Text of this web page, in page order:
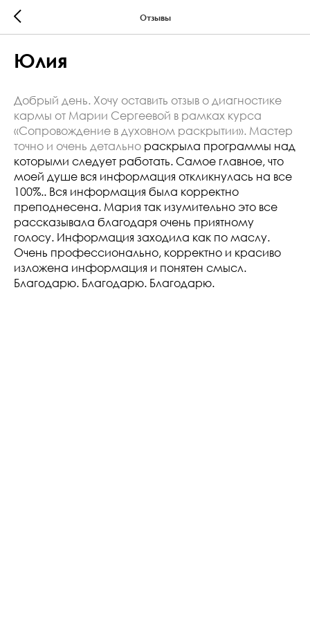
Отзывы
Юлия
Добрый день. Хочу оставить отзыв о диагностике
кармы от Марии Сергеевой в рамках курса
«Сопровождение в духовном раскрытии». Мастер
точно и очень детально раскрыла программы над
которыми следует работать. Самое главное, что
моей душе вся информация откликнулась на все
100%.. Вся информация была корректно
преподнесена. Мария так изумительно это все
рассказывала благодаря очень приятному
голосу. Информация заходила как по маслу.
Очень профессионально, корректно и красиво
изложена информация и понятен смысл.
Благодарю. Благодарю. Благодарю.